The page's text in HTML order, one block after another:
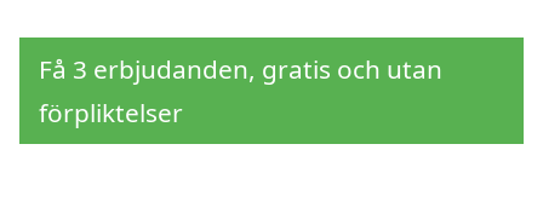
Få 3 erbjudanden, gratis och utan
förpliktelser